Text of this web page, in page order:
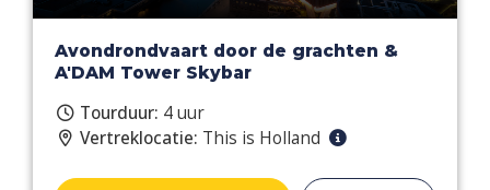
Avondrondvaart door de grachten &
A'DAM Tower Skybar
Tourduur: 4 uur
Vertreklocatie: This is Holland